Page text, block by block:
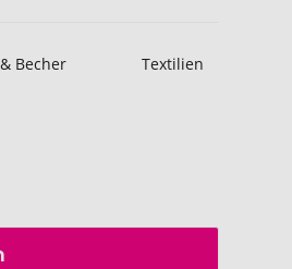
Becher Textilien